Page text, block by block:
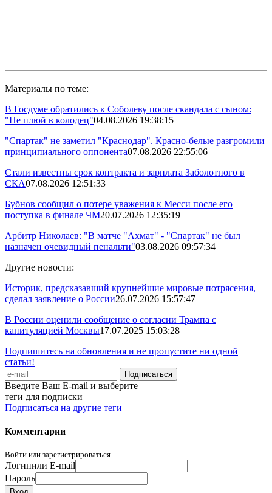
Материалы по теме:
В Госдуме обратились к Соболеву после скандала с сыном:
"Не плюй в колодец"04.08.2026 19:38:15
"Спартак" не заметил "Краснодар". Красно-белые разгромили
принципиального оппонента07.08.2026 22:55:06
Стали известны срок контракта и зарплата Заболотного в
СКА07.08.2026 12:51:33
Бубнов сообщил о потере уважения к Месси после его
поступка в финале ЧМ20.07.2026 12:35:19
Арбитр Николаев: "В матче "Ахмат" - "Спартак" не был
назначен очевидный пенальти"03.08.2026 09:57:34
Другие новости:
Историк, предсказавший крупнейшие мировые потрясения,
сделал заявление о России26.07.2026 15:57:47
В России оценили сообщение о согласии Трампа с
капитуляцией Москвы17.07.2025 15:03:28
Подпишитесь на обновления и не пропустите ни одной
статьи!
Введите Ваш E-mail и выберите
теги для подписки
Подписаться на другие теги
Комментарии
Войти или зарегистрироваться.
Логинили E-mail
Пароль